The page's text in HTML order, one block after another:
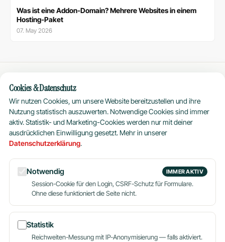
Was ist eine Addon-Domain? Mehrere Websites in einem
Hosting-Paket
07. May 2026
HostingPlus
Seit 2004 betreuen wir Webseiten, Shops
und Server aus München. Persönlich,
verständlich, ohne Kleingedrucktes.
Webhosting Privat
Webhosting Business
WordPress
Server
Über uns
Blog
Partner werden
Cookies & Datenschutz
Wir nutzen Cookies, um unsere Website bereitzustellen und ihre
Nutzung statistisch auszuwerten. Notwendige Cookies sind immer
aktiv. Statistik- und Marketing-Cookies werden nur mit deiner
ausdrücklichen Einwilligung gesetzt. Mehr in unserer
Datenschutzerklärung.
Notwendig IMMER AKTIV
Session-Cookie für den Login, CSRF-Schutz für Formulare.
Ohne diese funktioniert die Seite nicht.
Statistik
Reichweiten-Messung mit IP-Anonymisierung — falls aktiviert.
da
Dein Name
E-Mail-Adresse